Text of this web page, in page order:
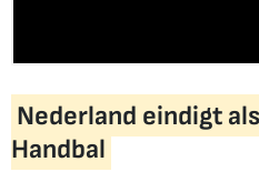
Nederland eindigt
Handbal